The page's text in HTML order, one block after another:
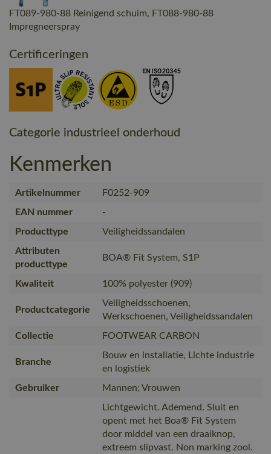
FT089-980-88 Reinigend schuim, FT088-980-88
Impregneerspray
Certificeringen
Categorie industrieel onderhoud
Kenmerken
Artikelnummer
F0252-909
EAN nummer
-
Producttype
Veiligheidssandalen
Attributen
producttype
BOA® Fit System, S1P
Kwaliteit 100% polyester (909)
Productcategorie
Veiligheidsschoenen,
Werkschoenen, Veiligheidssandalen
Collectie
FOOTWEAR CARBON
Branche
Bouw en installatie, Lichte industrie
en logistiek
Gebruiker
Mannen; Vrouwen
Lichtgewicht. Ademend. Sluit en
opent met het Boa® Fit System
door middel van een draaiknop,
extreem slipvast. Non marking zool.